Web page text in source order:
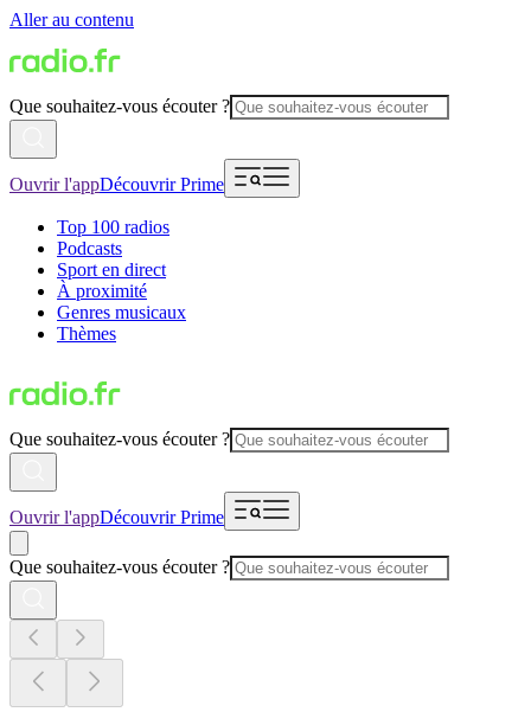
Aller au contenu
Que souhaitez-vous écouter ?
Ouvrir l'appDécouvrir Prime
Top 100 radios
Podcasts
Sport en direct
À proximité
Genres musicaux
Thèmes
Que souhaitez-vous écouter ?
Ouvrir l'appDécouvrir Prime
Que souhaitez-vous écouter ?